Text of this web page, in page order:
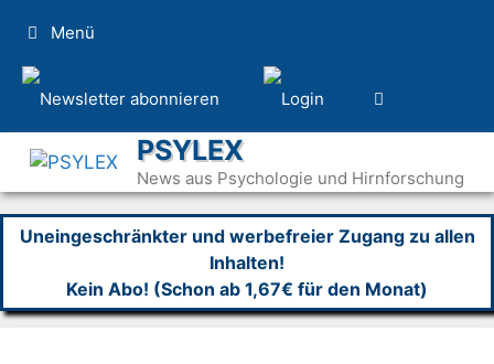
Inhalt
springen
Menü
PSYLEX
News aus Psychologie und Hirnforschung
Uneingeschränkter und werbefreier Zugang zu allen
Inhalten!
Kein Abo! (Schon ab 1,67€ für den Monat)